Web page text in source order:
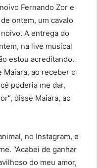
Fernando Zor e
ontem, um cavalo
A entrega do
na live musical
estou acreditando.
Maiara, ao receber o
poderia me dar,
disse Maiara, ao
no Instagram, e
“Acabei de ganhar
do meu amor,